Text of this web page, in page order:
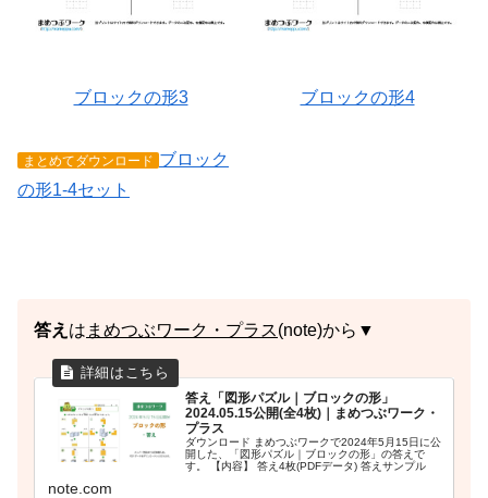
ブロックの形3
まとめてダウンロード ブロック
の形1-4セット
ブロックの形4
答え は まめつぶワーク・プラス(note)から▼
答え「図形パズル｜ブロックの形」
2024.05.15公開(全4枚)｜まめつぶワーク・
プラス
ダウンロード まめつぶワークで2024年5月15日に公
開した、「図形パズル｜ブロックの形」の答えで
す。 【内容】 答え4枚(PDFデータ) 答えサンプル
note.com